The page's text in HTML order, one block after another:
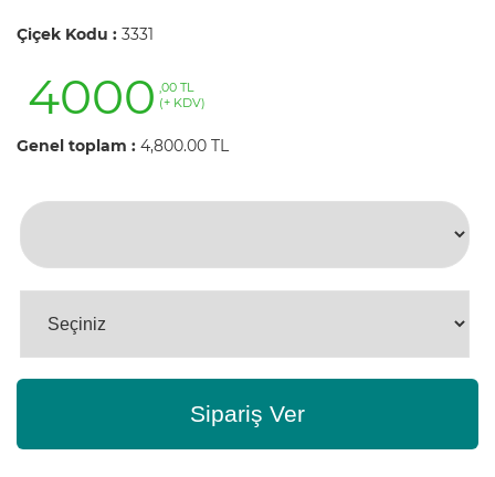
Çiçek Kodu : 3331
4000 ,00 TL
(+ KDV)
Genel toplam : 4,800.00 TL
Sipariş Ver